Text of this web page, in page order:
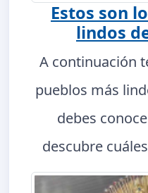
Estos son
lindos
A continuación
pueblos más
debes
descubre